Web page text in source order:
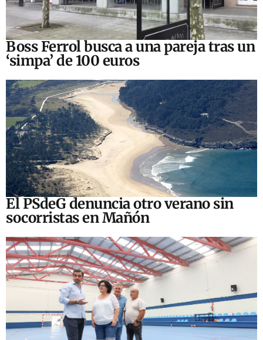
Boss Ferrol busca a una pareja tras un
‘simpa’ de 100 euros
El PSdeG denuncia otro verano sin
socorristas en Mañón